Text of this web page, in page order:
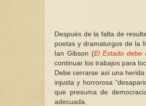
Después de la falta de
poetas y dramaturgos de la
Ian Gibson (El Estado debe
continuar los trabajos para
Debe cerrarse así una
injusta y horrorosa
que presuma de
adecuada.